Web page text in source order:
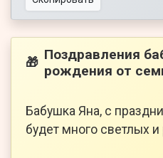
🎁 Поздравления
рождения от
Бабушка Яна, с
будет много светлых